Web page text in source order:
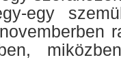
egy